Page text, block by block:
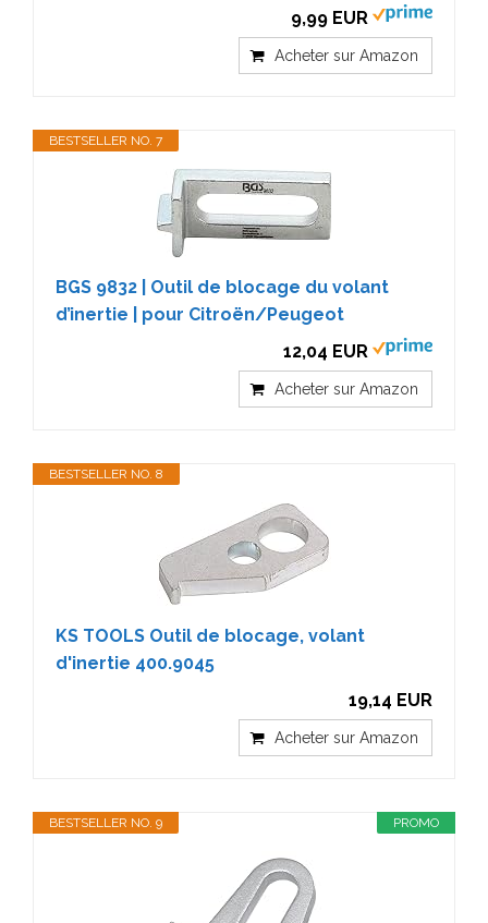
9,99 EUR
Acheter sur Amazon
BESTSELLER NO. 7
BGS 9832 | Outil de blocage du volant
d’inertie | pour Citroën/Peugeot
12,04 EUR
Acheter sur Amazon
BESTSELLER NO. 8
KS TOOLS Outil de blocage, volant
d'inertie 400.9045
19,14 EUR
Acheter sur Amazon
PROMO
BESTSELLER NO. 9